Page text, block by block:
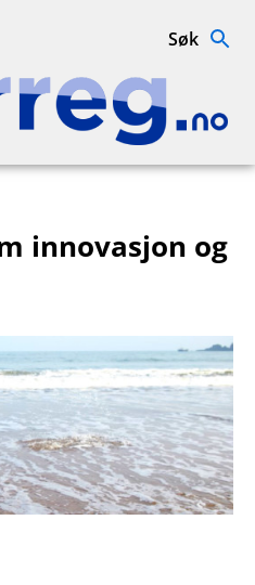
Interreg.no
Søk
innovasjon og